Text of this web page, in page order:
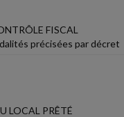
FISCAL
précisées par décret
LOCAL PRÊTÉ